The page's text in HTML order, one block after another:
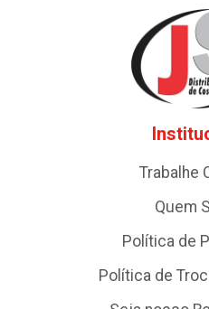
Trabalhe
Quem
Política de
Política de